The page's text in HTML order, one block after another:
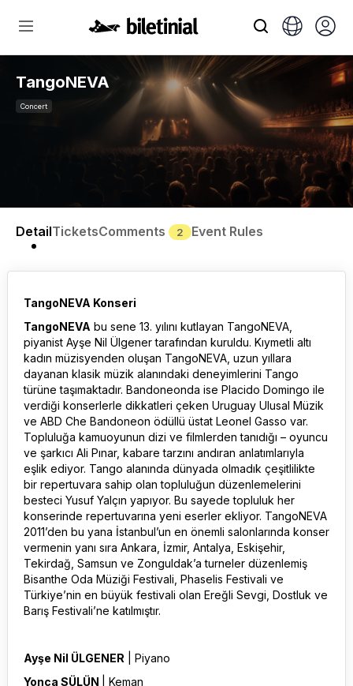
TangoNEVA
Concert
DetailTicketsComments 2 Event Rules
TangoNEVA Konseri
TangoNEVA bu sene 13. yılını kutlayan TangoNEVA,
piyanist Ayşe Nil Ülgener tarafından kuruldu. Kıymetli altı
kadın müzisyenden oluşan TangoNEVA, uzun yıllara
dayanan klasik müzik alanındaki deneyimlerini Tango
türüne taşımaktadır. Bandoneonda ise Placido Domingo ile
verdiği konserlerle dikkatleri çeken Uruguay Ulusal Müzik
ve ABD Che Bandoneon ödüllü üstat Leonel Gasso var.
Topluluğa kamuoyunun dizi ve filmlerden tanıdığı – oyuncu
ve şarkıcı Ali Pınar, kabare tarzını andıran anlatımlarıyla
eşlik ediyor. Tango alanında dünyada olmadık çeşitlilikte
bir repertuvara sahip olan topluluğun düzenlemelerini
besteci Yusuf Yalçın yapıyor. Bu sayede topluluk her
konserinde repertuvarına yeni eserler ekliyor. TangoNEVA
2011’den bu yana İstanbul’un en önemli salonlarında konser
vermenin yanı sıra Ankara, İzmir, Antalya, Eskişehir,
Tekirdağ, Samsun ve Zonguldak’a turneler düzenlemiş
Bisanthe Oda Müziği Festivali, Phaselis Festivali ve
Türkiye’nin en büyük festivali olan Ereğli Sevgi, Dostluk ve
Barış Festivali’ne katılmıştır.
Ayşe Nil ÜLGENER | Piyano
Yonca SÜLÜN
| Keman